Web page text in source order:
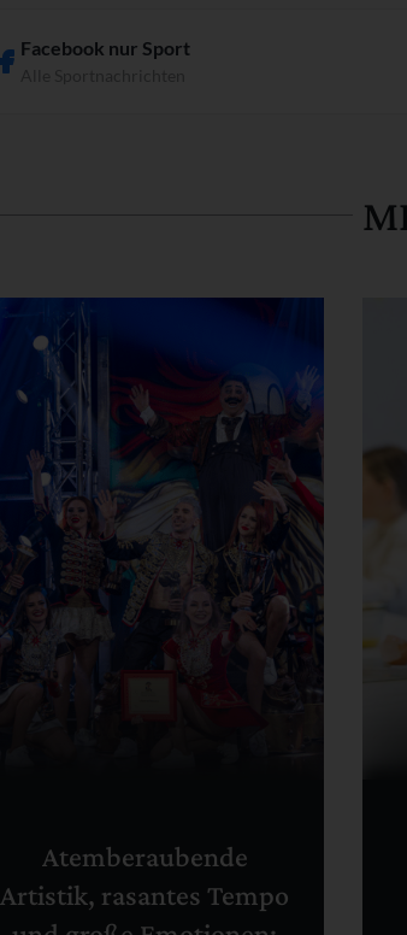
Facebook nur Sport
Atemberaubende
Artistik, rasantes Tempo